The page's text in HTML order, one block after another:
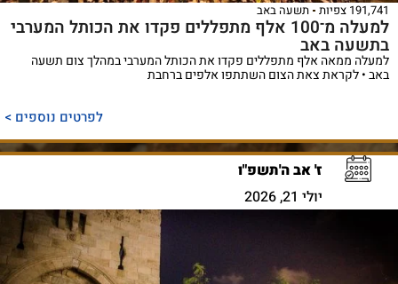
191,741 צפיות תשעה באב
למעלה מ־100 אלף מתפללים פקדו את הכותל המערבי
בתשעה באב
למעלה ממאה אלף מתפללים פקדו את הכותל המערבי במהלך צום תשעה
באב • לקראת צאת הצום השתתפו אלפים ברחבת
לפרטים נוספים >
ז' אב ה'תשפ"ו
יולי 21, 2026